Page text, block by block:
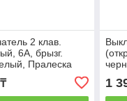
2 клав.
6А, брызг.
Пралеска
1